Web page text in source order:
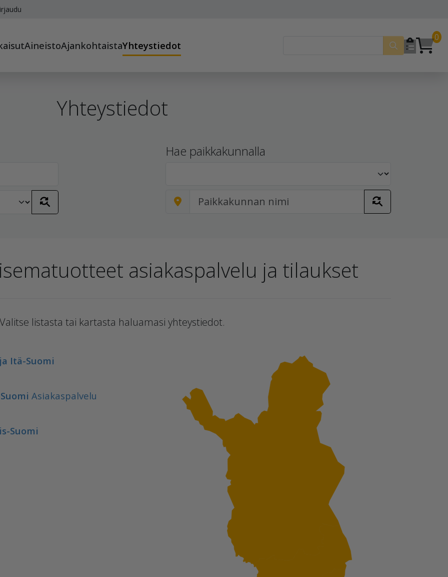
AineistoAjankohtaistaYhteystiedot
0
Yhteystiedot
Hae paikkakunnalla
asiakaspalvelu ja tilaukset
Valitse listasta tai kartasta haluamasi yhteystiedot.
Itä-Suomi
Asiakaspalvelu
Suomi